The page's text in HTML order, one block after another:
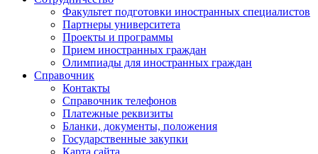
Факультет подготовки иностранных специалистов
Партнеры университета
Проекты и программы
Прием иностранных граждан
Олимпиады для иностранных граждан
Справочник
Контакты
Справочник телефонов
Платежные реквизиты
Бланки, документы, положения
Государственные закупки
Карта сайта